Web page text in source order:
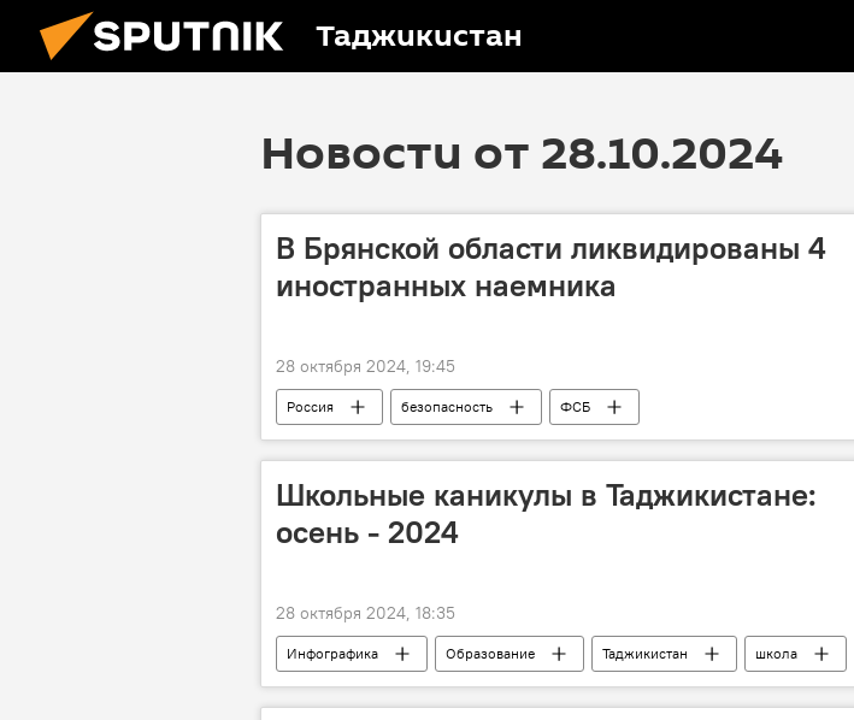
Таджикистан
Новости от 28.10.2024
В Брянской области ликвидированы 4
иностранных наемника
28 октября 2024, 19:45
Россия безопасность ФСБ
Школьные каникулы в Таджикистане:
осень - 2024
28 октября 2024, 18:35
Инфографика Образование Таджикистан школа